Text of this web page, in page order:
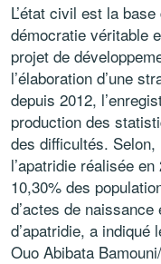
L’état civil est la base
démocratie véritable
projet de
l’élaboration d’une
depuis 2012,
production des
des difficultés.
l’apatridie réalisée
10,30% des
d’actes de
d’apatridie, a indiqué
Ouo Abibata